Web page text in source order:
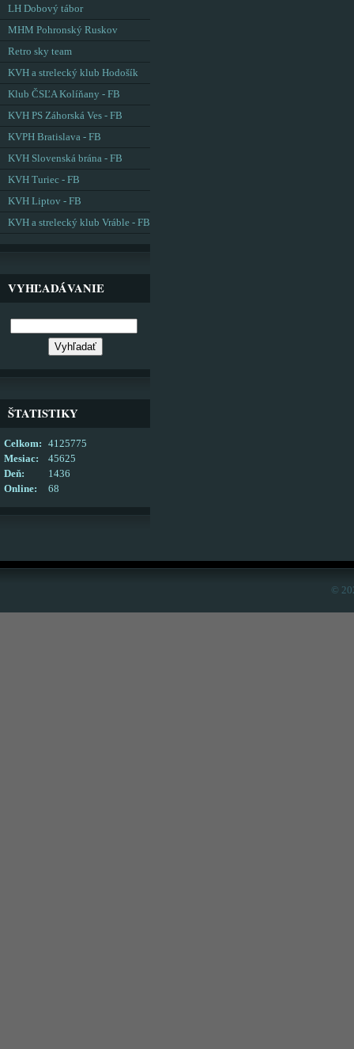
LH Dobový tábor
MHM Pohronský Ruskov
Retro sky team
KVH a strelecký klub Hodošík
Klub ČSĽA Kolíňany - FB
KVH PS Záhorská Ves - FB
KVPH Bratislava - FB
KVH Slovenská brána - FB
KVH Turiec - FB
KVH Liptov - FB
KVH a strelecký klub Vráble - FB
VYHĽADÁVANIE
ŠTATISTIKY
Online: 68
Celkom:
4125775
Mesiac:
45625
Deň:
1436
©